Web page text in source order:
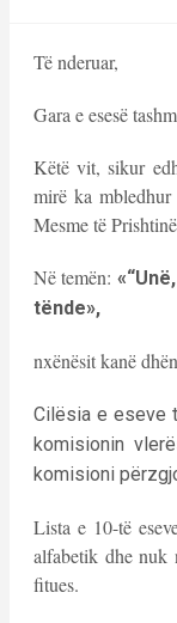
Të nderuar,
Gara e esesë
Këtë vit, sikur
mirë ka
Mesme të
Në temën: «
tënde»,
nxënësit kanë
Cilësia e eseve
komisionin
komisioni
Lista e 10-të
alfabetik dhe nuk
fitues.